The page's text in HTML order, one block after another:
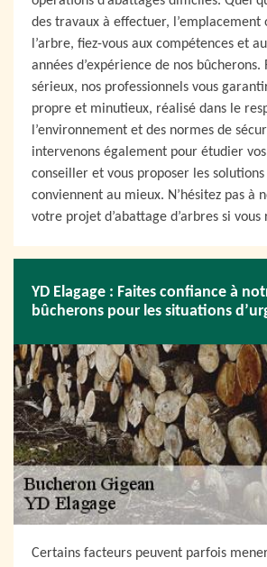
des travaux à effectuer,
l’arbre, fiez-vous aux compétences et
années d’expérience de nos bûcherons.
sérieux, nos professionnels vous
propre et minutieux, réalisé dans le
l’environnement et des normes de
intervenons également pour étudier vos
conseiller et vous proposer les solutions
conviennent au mieux. N’hésitez pas à
votre projet d’abattage d’arbres si vous
YD Elagage : Faites confiance à
bûcherons pour les situations
Certains facteurs peuvent parfois